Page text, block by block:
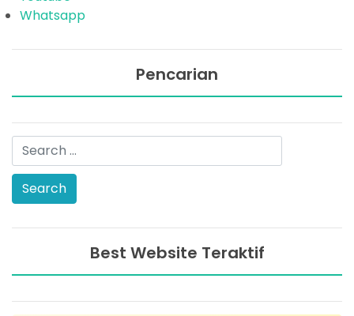
Whatsapp
Pencarian
Best Website Teraktif